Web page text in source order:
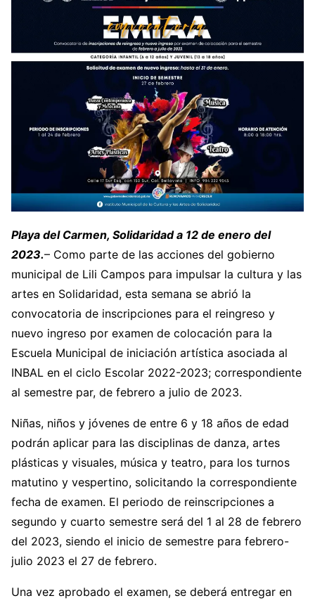
Playa del Carmen, Solidaridad a 12 de enero del
2023.– Como parte de las acciones del gobierno
municipal de Lili Campos para impulsar la cultura y las
artes en Solidaridad, esta semana se abrió la
convocatoria de inscripciones para el reingreso y
nuevo ingreso por examen de colocación para la
Escuela Municipal de iniciación artística asociada al
INBAL en el ciclo Escolar 2022-2023; correspondiente
al semestre par, de febrero a julio de 2023.
Niñas, niños y jóvenes de entre 6 y 18 años de edad
podrán aplicar para las disciplinas de danza, artes
plásticas y visuales, música y teatro, para los turnos
matutino y vespertino, solicitando la correspondiente
fecha de examen. El periodo de reinscripciones a
segundo y cuarto semestre será del 1 al 28 de febrero
del 2023, siendo el inicio de semestre para febrero-
julio 2023 el 27 de febrero.
Una vez aprobado el examen, se deberá entregar en